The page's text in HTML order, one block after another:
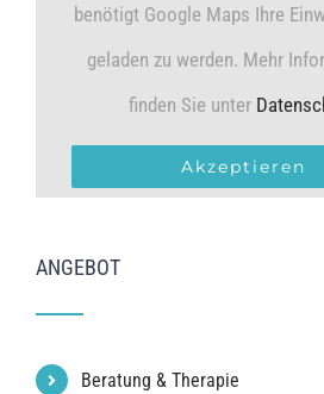
benötigt Google Maps Ihre
geladen zu werden. Mehr
finden Sie unter
Akzeptieren
ANGEBOT
Beratung & Therapie